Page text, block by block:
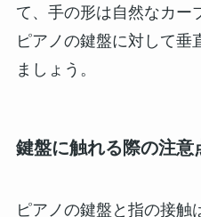
て、手の形は自然なカー
ピアノの鍵盤に対して垂
ましょう。
鍵盤に触れる際の注意
ピアノの鍵盤と指の接触